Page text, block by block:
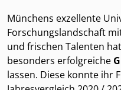
Münchens exzellente
Forschungslandschaft
und frischen Talenten
besonders erfolgreiche
lassen. Diese konnte ihr